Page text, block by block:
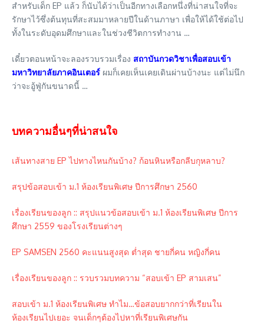
สำหรับเด็ก EP แล้ว ก็นับได้ว่าเป็นอีกทางเลือกหนึ่งที่น่าสนใจที่จะ
รักษาไว้ซึ่งต้นทุนที่สะสมมาหลายปีในด้านภาษา เพื่อให้ได้ใช้ต่อไป
ทั้งในระดับอุดมศึกษาและในช่วงชีวิตการทำงาน …
เดี๋ยวตอนหน้าจะลองรวบรวมเรื่อง สถาบันกวดวิชาเพื่อสอบเข้า
มหาวิทยาลัยภาคอินเตอร์ ผมก็เคยเห็นเคยเดินผ่านบ้างนะ แต่ไม่นึก
ว่าจะอู้ฟู่กันขนาดนี้ …
บทความอื่นๆที่น่าสนใจ
เส้นทางสาย EP ไปทางไหนกันบ้าง? ก้อนหินหรือกลีบกุหลาบ?
สรุปข้อสอบเข้า ม.1 ห้องเรียนพิเศษ ปีการศึกษา 2560
เรื่องเรียนของลูก :: สรุปแนวข้อสอบเข้า ม.1 ห้องเรียนพิเศษ ปีการ
ศึกษา 2559 ของโรงเรียนต่างๆ
EP SAMSEN 2560 คะแนนสูงสุด ต่ำสุด ชายกี่คน หญิงกี่คน
เรื่องเรียนของลูก :: รวบรวมบทความ “สอบเข้า EP สามเสน”
สอบเข้า ม.1 ห้องเรียนพิเศษ ทำไม…ข้อสอบยากกว่าที่เรียนใน
ห้องเรียนไปเยอะ จนเด็กๆต้องไปหาที่เรียนพิเศษกัน